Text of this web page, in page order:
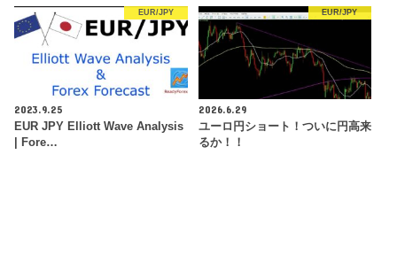
EUR/JPY
2023.9.25
EUR JPY Elliott Wave Analysis
| Fore…
EUR/JPY
2026.6.29
ユーロ円ショート！ついに円高来
るか！！